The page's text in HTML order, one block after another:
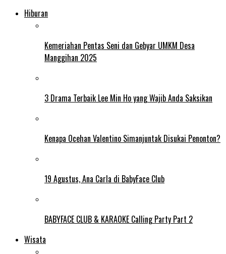
Hiburan
Kemeriahan Pentas Seni dan Gebyar UMKM Desa
Manggihan 2025
3 Drama Terbaik Lee Min Ho yang Wajib Anda Saksikan
Kenapa Ocehan Valentino Simanjuntak Disukai Penonton?
19 Agustus, Ana Carla di BabyFace Club
BABYFACE CLUB & KARAOKE Calling Party Part 2
Wisata